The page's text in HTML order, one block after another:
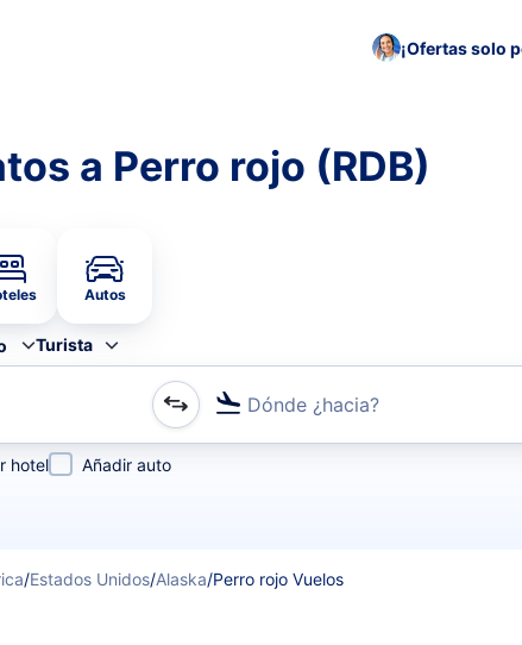
¡Ofertas solo
a Perro rojo (RDB)
Autos
Turista
Dónde ¿hacia?
por ciudad o aeropuerto o por vuelos directos
hotel Añadir auto
/Estados Unidos/Alaska/Perro rojo Vuelos